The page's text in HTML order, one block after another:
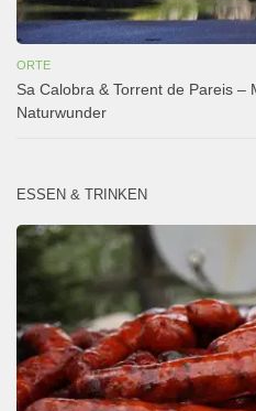
ORTE
Sa Calobra & Torrent de Pareis –
Naturwunder
ESSEN & TRINKEN